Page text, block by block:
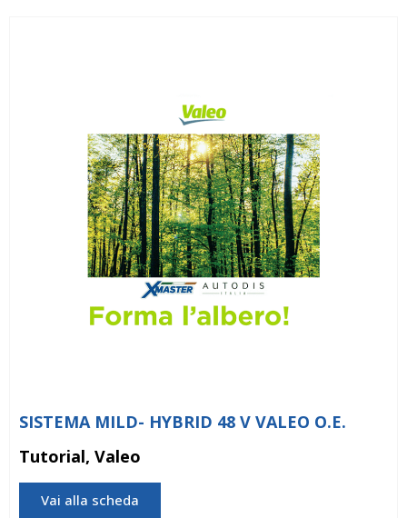
SISTEMA MILD- HYBRID 48 V VALEO O.E.
Tutorial, Valeo
Vai alla scheda